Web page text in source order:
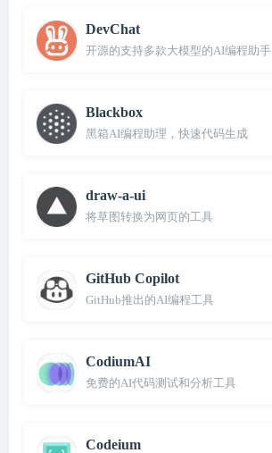
DevChat
开源的支持多款大模型的AI编程助手
Blackbox
黑箱AI编程助理，快速代码生成
draw-a-ui
将草图转换为网页的工具
GitHub Copilot
GitHub推出的AI编程工具
CodiumAI
免费的AI代码测试和分析工具
Codeium